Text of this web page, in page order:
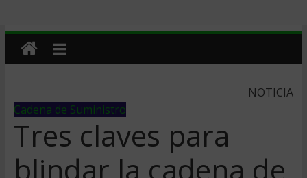
NOTICIA
Cadena de Suministro
Tres claves para
blindar la cadena de